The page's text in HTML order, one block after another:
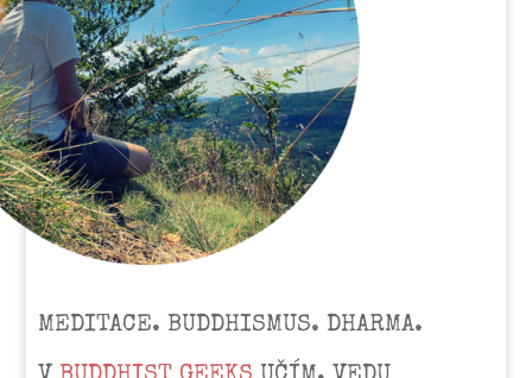
MEDITACE. BUDDHISMUS. DHARMA.